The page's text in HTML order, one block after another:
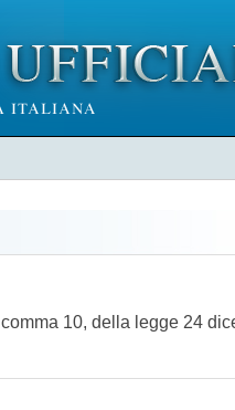
10, della legge 24